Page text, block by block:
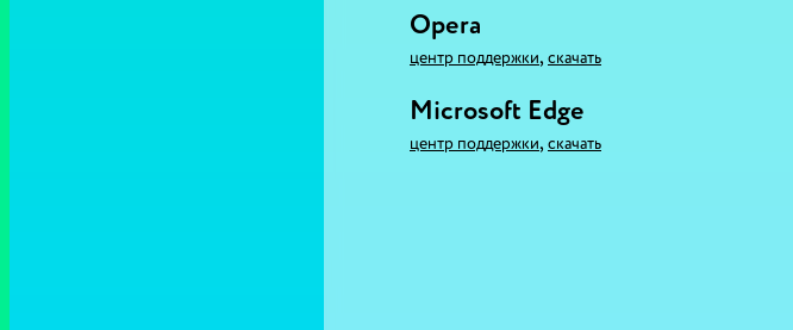
Opera
центр поддержки, скачать
Microsoft Edge
центр поддержки, скачать